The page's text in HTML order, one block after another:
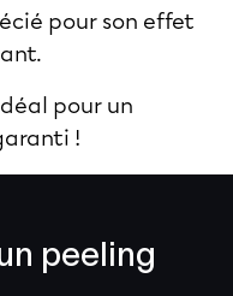
pour son effet
pour un
!
peeling